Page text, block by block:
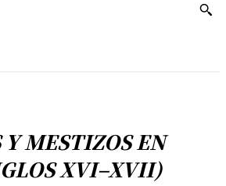
MESTIZOS EN
XVI–XVII)